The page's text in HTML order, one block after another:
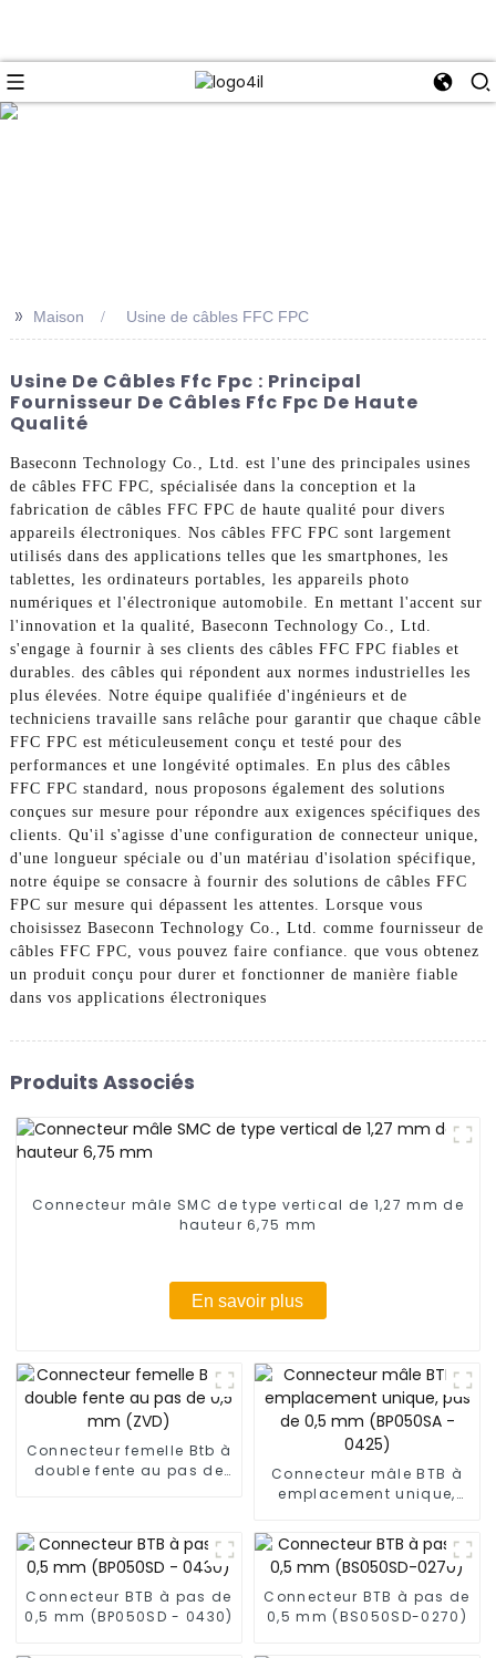
>> Maison Usine de câbles FFC FPC
Usine De Câbles Ffc Fpc : Principal
Fournisseur De Câbles Ffc Fpc De Haute
Qualité
Baseconn Technology Co., Ltd. est l'une des principales usines
de câbles FFC FPC, spécialisée dans la conception et la
fabrication de câbles FFC FPC de haute qualité pour divers
appareils électroniques. Nos câbles FFC FPC sont largement
utilisés dans des applications telles que les smartphones, les
tablettes, les ordinateurs portables, les appareils photo
numériques et l'électronique automobile. En mettant l'accent sur
l'innovation et la qualité, Baseconn Technology Co., Ltd.
s'engage à fournir à ses clients des câbles FFC FPC fiables et
durables. des câbles qui répondent aux normes industrielles les
plus élevées. Notre équipe qualifiée d'ingénieurs et de
techniciens travaille sans relâche pour garantir que chaque câble
FFC FPC est méticuleusement conçu et testé pour des
performances et une longévité optimales. En plus des câbles
FFC FPC standard, nous proposons également des solutions
conçues sur mesure pour répondre aux exigences spécifiques des
clients. Qu'il s'agisse d'une configuration de connecteur unique,
d'une longueur spéciale ou d'un matériau d'isolation spécifique,
notre équipe se consacre à fournir des solutions de câbles FFC
FPC sur mesure qui dépassent les attentes. Lorsque vous
choisissez Baseconn Technology Co., Ltd. comme fournisseur de
câbles FFC FPC, vous pouvez faire confiance. que vous obtenez
un produit conçu pour durer et fonctionner de manière fiable
dans vos applications électroniques
Produits Associés
Connecteur mâle SMC de type vertical de 1,27 mm de
hauteur 6,75 mm
En savoir plus
Connecteur femelle Btb à
double fente au pas de
Connecteur mâle BTB à
emplacement unique,
Connecteur BTB à pas de
0,5 mm (BP050SD - 0430)
Connecteur BTB à pas de
0,5 mm (BS050SD-0270)